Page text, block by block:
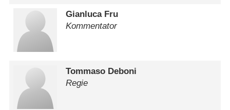
Gianluca Fru
Kommentator
Tommaso Deboni
Regie